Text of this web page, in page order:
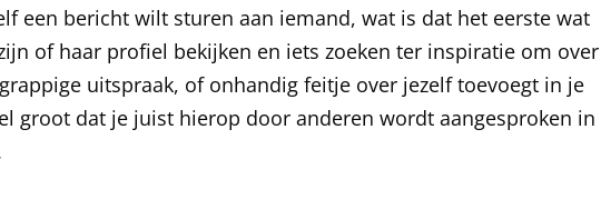
een bericht wilt sturen aan iemand, wat is dat het eerste wat
of haar profiel bekijken en iets zoeken ter inspiratie om over
uitspraak, of onhandig feitje over jezelf toevoegt in je
groot dat je juist hierop door anderen wordt aangesproken in